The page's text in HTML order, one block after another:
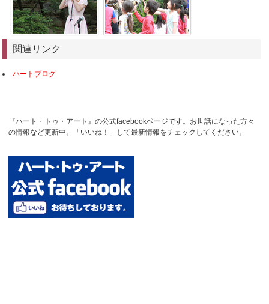
関連リンク
ハートブログ
『ハート・トゥ・アート』の公式facebookページです。お世話になった方々
の情報など更新中。「いいね！」して最新情報をチェックしてください。